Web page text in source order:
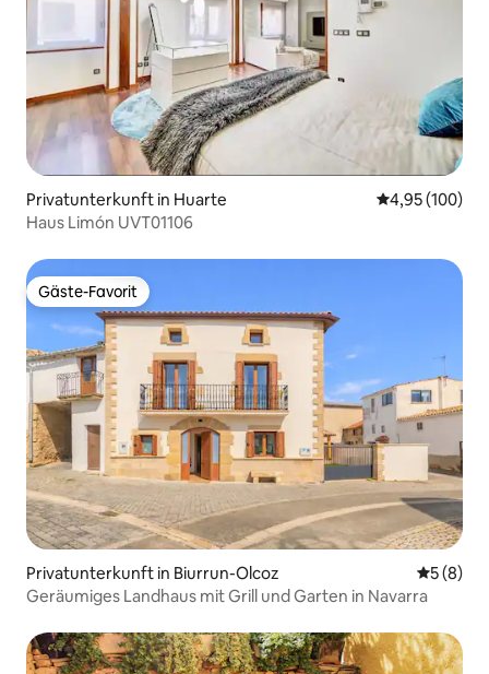
Privatunterkunft in Huarte
4,95 (100)
Haus Limón UVT01106
Gäste-Favorit
Gäste-Favorit
Privatunterkunft in Biurrun-Olcoz
5 (8)
Geräumiges Landhaus mit Grill und Garten in Navarra